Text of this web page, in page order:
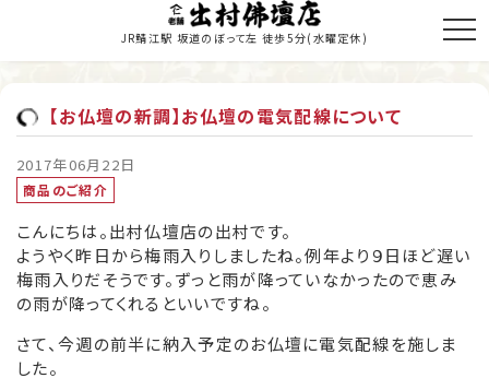
JR鯖江駅 坂道のぼって左 徒歩5分(水曜定休)
商品のご紹介
お仏壇の修理・修復
寺院施工
当店の歩み
【お仏壇の新調】お仏壇の電気配線について
2017年06月22日
商品のご紹介
こんにちは。出村仏壇店の出村です。
ようやく昨日から梅雨入りしましたね。例年より９日ほど遅い
梅雨入りだそうです。ずっと雨が降っていなかったので恵み
の雨が降ってくれるといいですね。
さて、今週の前半に納入予定のお仏壇に電気配線を施しま
した。